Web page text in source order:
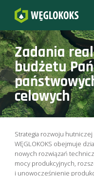
Zadania
budżetu
celowych
Strategia rozwoju
WĘGLOKOKS obejmuje
nowych rozwiązań
mocy produkcyjnych,
i unowocześnienie